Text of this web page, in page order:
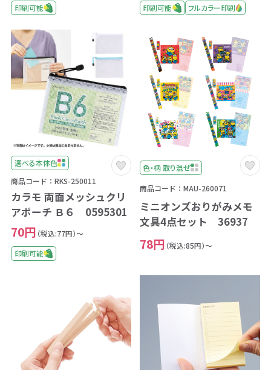
印刷可能
印刷可能 フルカラー印刷
選べる本体色
商品コード：RKS-250011
カラモ 両面メッシュクリ
アポーチ Ｂ６ 0595301
70円 （税込:77円）～
印刷可能
色・柄 取り混ぜ
商品コード：MAU-260071
ミニオンズおりがみメモ
文具4点セット 36937
78円 （税込:85円）～